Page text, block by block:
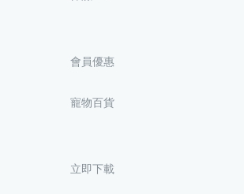
會員優惠
寵物百貨
立即下載